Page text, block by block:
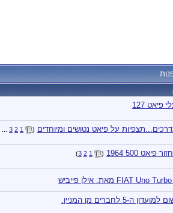
127
על פיאט נטושים ומיוחדים (
1
2
3
500 1964
(
1
2
3
)
ה-5 לחברים מן המניין.